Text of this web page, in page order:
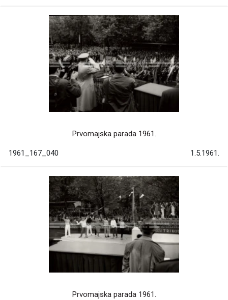
Prvomajska parada 1961.
1961_167_040 1.5.1961.
Prvomajska parada 1961.